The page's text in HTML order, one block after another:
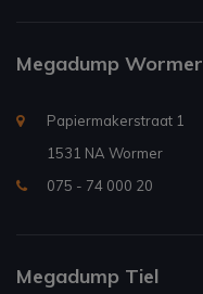
Megadump Wormer
Papiermakerstraat 1
1531 NA Wormer
075 - 74 000 20
Megadump Tiel